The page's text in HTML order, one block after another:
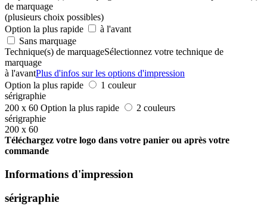
de marquage
(plusieurs choix possibles)
Option la plus rapide
à l'avant
Sans marquage
Technique(s) de marquageSélectionnez votre technique de
marquage
à l'avantPlus d'infos sur les options d'impression
Option la plus rapide
1 couleur
sérigraphie
200 x 60 Option la plus rapide
2 couleurs
sérigraphie
200 x 60
Téléchargez votre logo dans votre panier ou après votre
commande
Informations d'impression
sérigraphie